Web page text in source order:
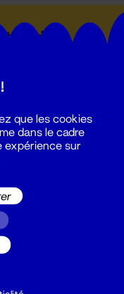
du
que les cookies
dans le cadre
expérience sur